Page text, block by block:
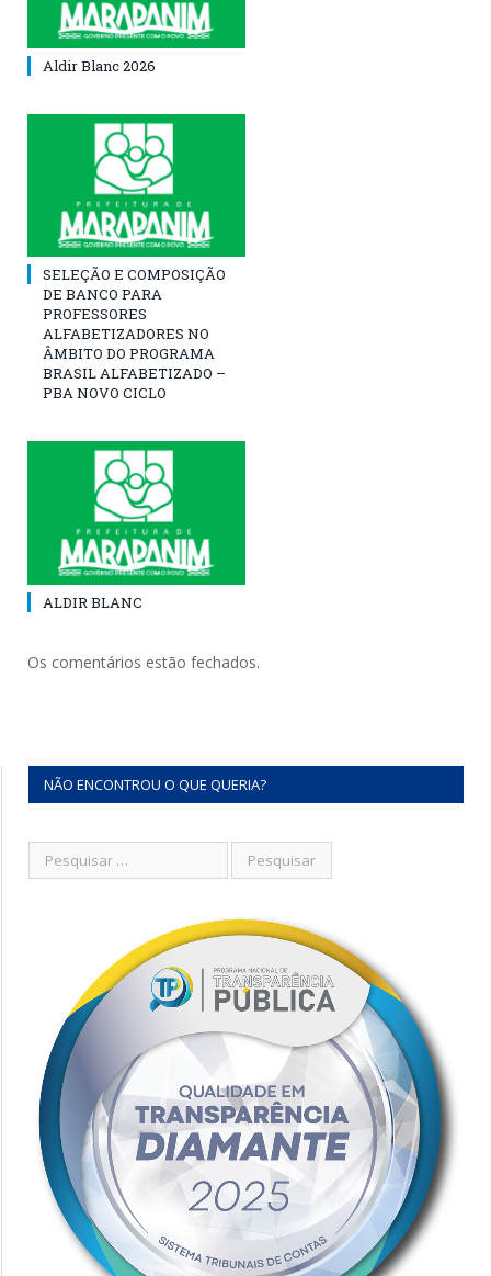
Aldir Blanc 2026
SELEÇÃO E COMPOSIÇÃO
DE BANCO PARA
PROFESSORES
ALFABETIZADORES NO
ÂMBITO DO PROGRAMA
BRASIL ALFABETIZADO –
PBA NOVO CICLO
ALDIR BLANC
Os comentários estão fechados.
NÃO ENCONTROU O QUE QUERIA?